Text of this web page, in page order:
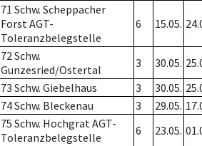
71 Schw. Scheppacher
Forst AGT-
Toleranzbelegstelle
6 15.05.
72 Schw.
Gunzesried/Ostertal
3 30.05.
73 Schw. Giebelhaus 3 30.05.
74 Schw. Bleckenau 3 29.05.
75 Schw. Hochgrat AGT-
Toleranzbelegstelle
6 23.05.